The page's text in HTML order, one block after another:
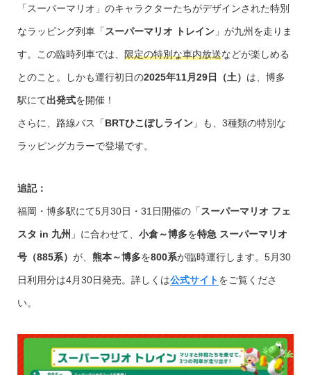
「スーパーマリオ」のキャラクターたちがデザインされた特別
なラッピング列車「 スーパーマリオ トレイン」が九州を走りま
す。この臨時列車では、 限定の特別な車内放送などが楽しめる
とのこと。しかも運行初日の2025年11月29日（土） は、博多
駅にて出発式を開催！
さらに、路線バス「BRTひこぼしライン」も、3種類の特別な
ラッピングカラーで登場です。
追記：
福岡・博多駅にて5月30日・31日開催の「 スーパーマリオ フェ
スタ in 九州 」に合わせて、 小倉～博多を特急 スーパーマリオ
号（885系） が、 熊本～博多を800系が臨時運行します。5月30
日利用分は4月30日発売。詳しくは公式サイトをご覧くださ
い。